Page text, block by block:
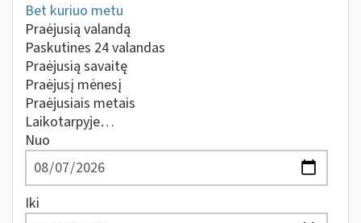
Bet kuriuo metu
Praėjusią valandą
Paskutines 24 valandas
Praėjusią savaitę
Praėjusį mėnesį
Praėjusiais metais
Laikotarpyje…
Nuo
Iki